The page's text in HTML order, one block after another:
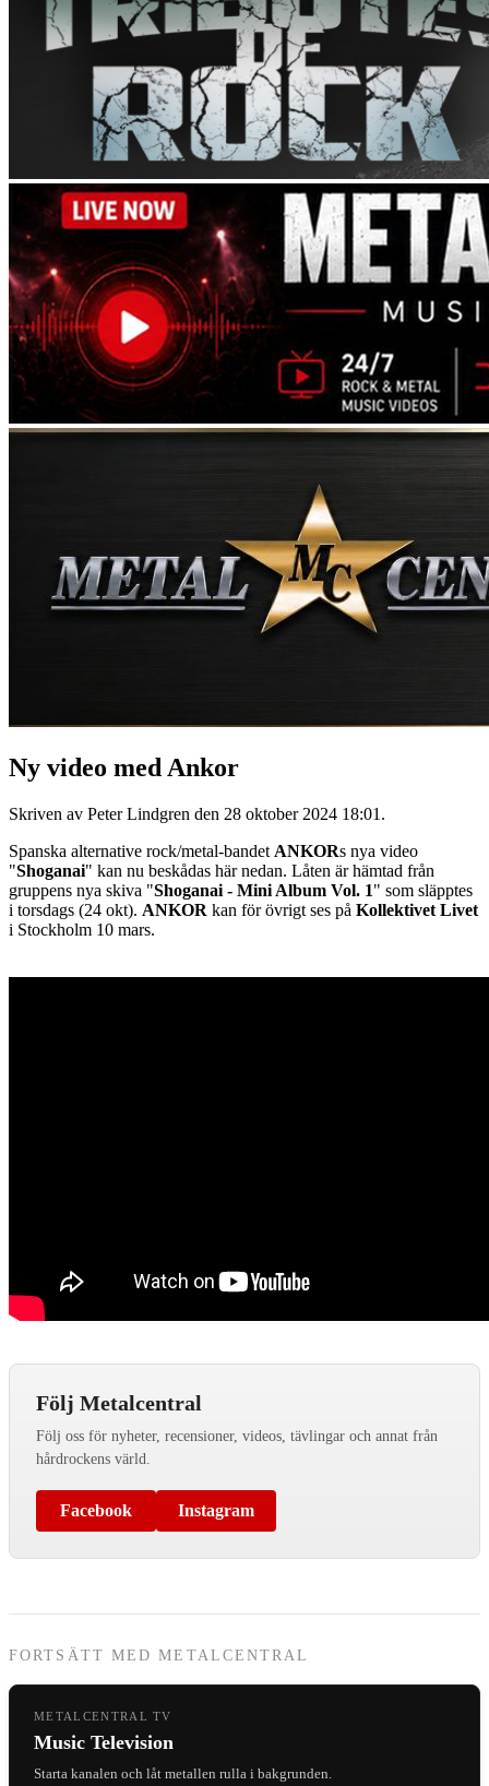
Ny video med Ankor
Skriven av Peter Lindgren den 28 oktober 2024 18:01 .
Spanska alternative rock/metal-bandet ANKORs nya video
"Shoganai" kan nu beskådas här nedan. Låten är hämtad från
gruppens nya skiva "Shoganai - Mini Album Vol. 1" som släpptes
i torsdags (24 okt). ANKOR kan för övrigt ses på Kollektivet Livet
i Stockholm 10 mars.
Följ Metalcentral
Följ oss för nyheter, recensioner, videos, tävlingar och annat från
hårdrockens värld.
Facebook Instagram
FORTSÄTT MED METALCENTRAL
METALCENTRAL TV
Music Television
Starta kanalen och låt metallen rulla i bakgrunden.